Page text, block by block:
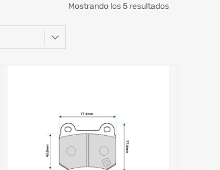
Mostrando los 5 resultados